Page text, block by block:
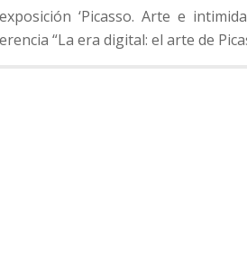
‘Picasso. Arte e
“La era digital: el arte de